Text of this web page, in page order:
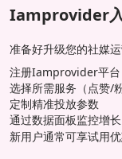
Iamprovider
准备好升级您的社媒
注册Iamprovider平台
选择所需服务（点赞/
定制精准投放参数
通过数据面板监控增长
新用户通常可享试用